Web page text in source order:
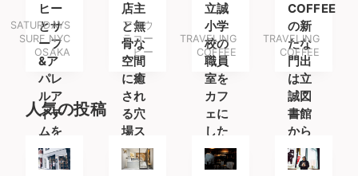
ヒー
とサ
ーフ
&ア
パレ
ルア
イテ
ムを
楽し
みに
SATURDAYS
SURF NYC
OSAKA
店主
と無
骨な
空間
に癒
され
る穴
場ス
ポッ
ト
アサウ
ラコー
ヒー
立誠
小学
校の
職員
室を
カフ
ェに
した
空間
で味
TRAVELING
COFFEE
COFFEE
の新
たな
門出
は立
誠図
書館
から
TRAVELING
COFFEE
人気の投稿